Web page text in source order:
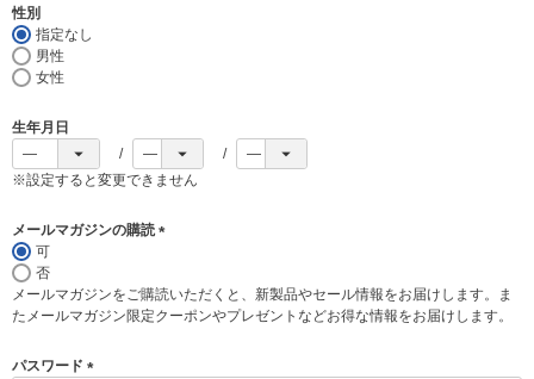
性別
指定なし
男性
女性
生年月日
※設定すると変更できません
メールマガジンの購読
須
)
可
否
メールマガジンをご購読いただくと、新製品やセール情報をお届けします。ま
たメールマガジン限定クーポンやプレゼントなどお得な情報をお届けします。
パスワード